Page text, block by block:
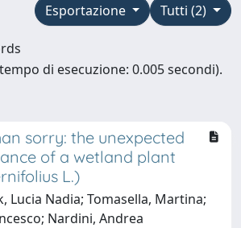
Tutti (2)
Esportazione
di esecuzione: 0.005 secondi).
sorry: the unexpected
of a wetland plant
L.)
Lucia Nadia; Tomasella, Martina;
Nardini, Andrea